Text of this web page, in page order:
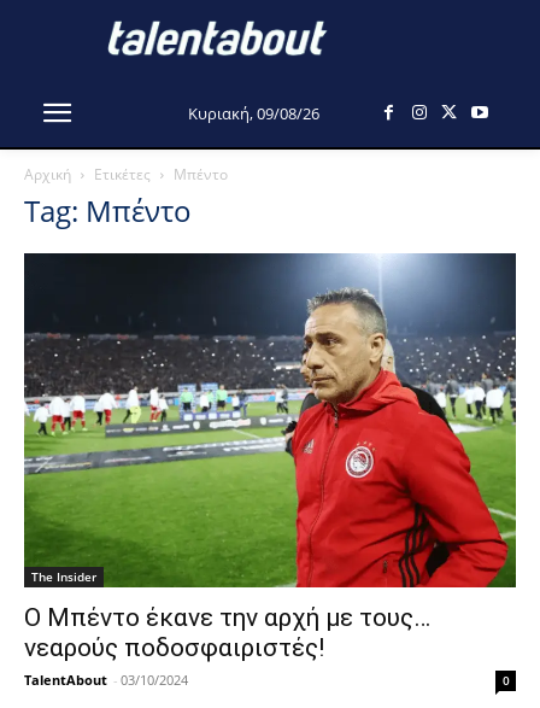
Κυριακή, 09/08/26
Αρχική Ετικέτες Μπέντο
Tag: Μπέντο
The Insider
Ο Μπέντο έκανε την αρχή με τους…
νεαρούς ποδοσφαιριστές!
TalentAbout - 03/10/2024 0